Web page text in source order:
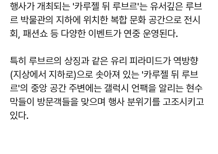
행사가 개최되는 '카루젤 뒤 루브르'는 유서깊은 루브
르 박물관의 지하에 위치한 복합 문화 공간으로 전시
회, 패션쇼 등 다양한 이벤트가 연중 운영된다.
특히 루브르의 상징과 같은 유리 피라미드가 역방향
(지상에서 지하로)으로 솟아져 있는 '카루젤 뒤 루브
르'의 중앙 공간 주변에는 갤럭시 언팩을 알리는 현수
막들이 방문객들을 맞으며 행사 분위기를 고조시키고
있다.